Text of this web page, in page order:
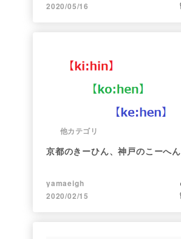
2020/05/16
他カテゴリ
京都のきーひん、神戸のこーへん
yamaeigh
2020/02/15